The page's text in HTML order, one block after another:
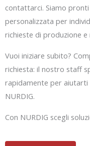
contattarci. Siamo
personalizzata per
richieste di produzione e
Vuoi iniziare subito?
richiesta: il nostro staff
rapidamente per
NURDIG.
Con NURDIG scegli